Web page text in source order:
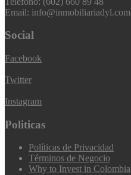
Email: info@inmobiliariadyl.com
Social
Facebook
Twitter
Instagram
Politicas
Políticas de Privacidad
Términos de Negocio
Why to Invest in Colombia